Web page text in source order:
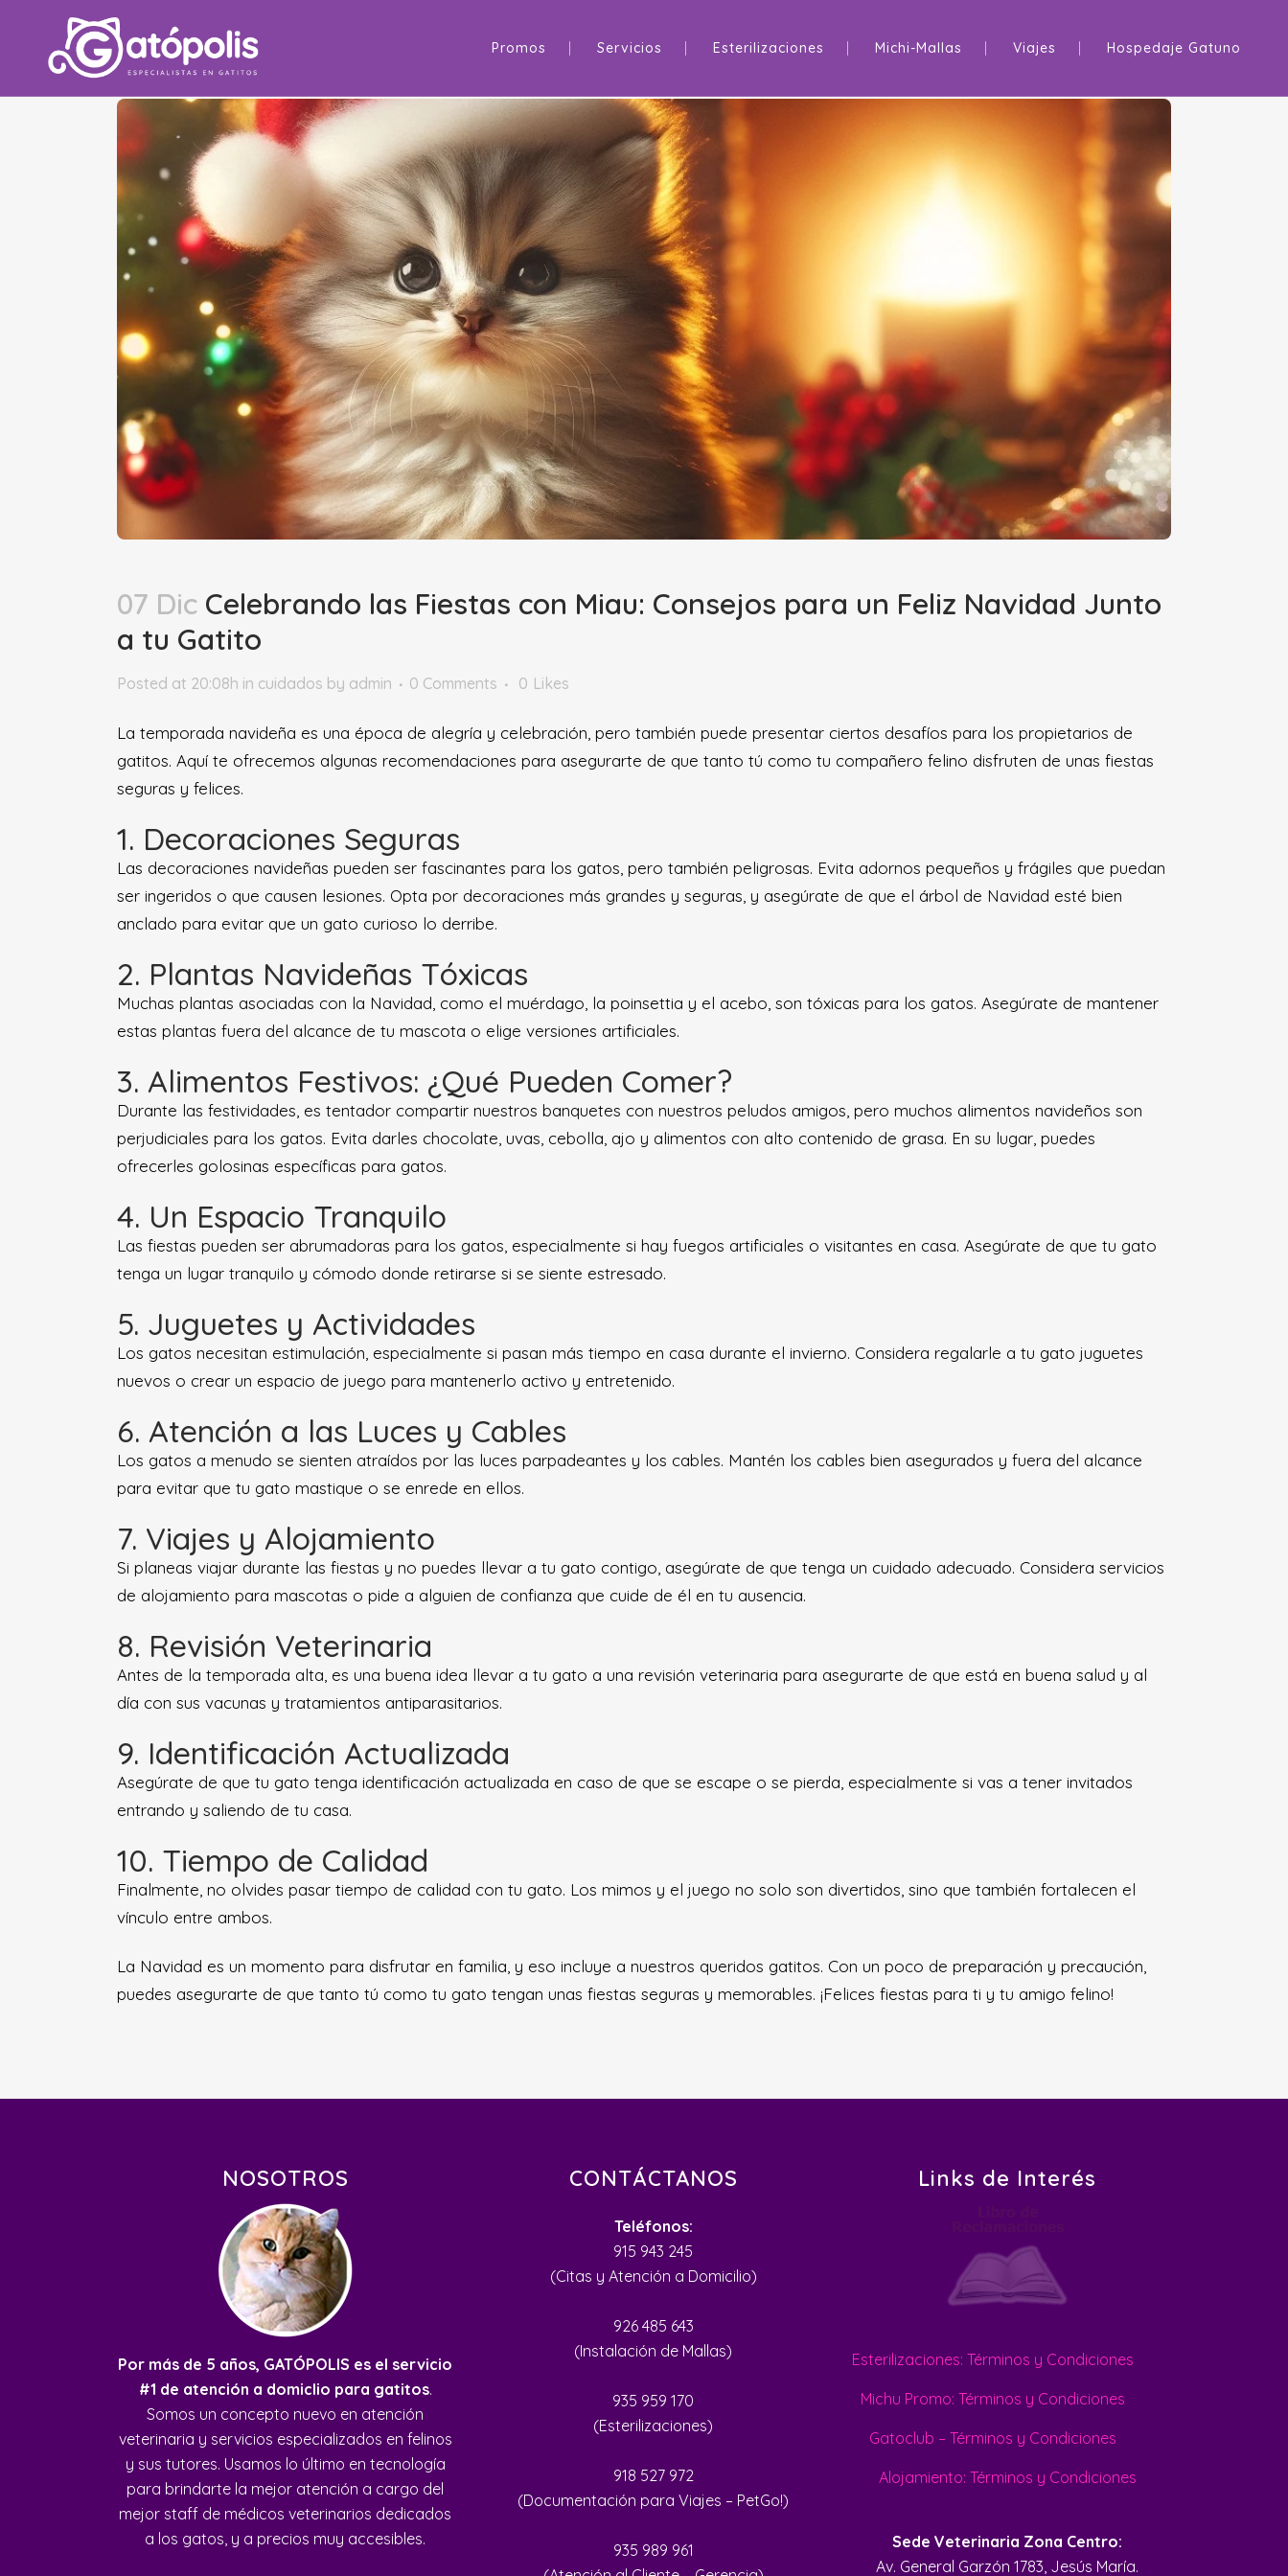
Promos Servicios Esterilizaciones Michi-Mallas Viajes Hospedaje Gatuno
07 Dic Celebrando las Fiestas con Miau: Consejos para un Feliz Navidad Junto
a tu Gatito
Posted at 20:08h in cuidados by admin 0 Comments 0 Likes
La temporada navideña es una época de alegría y celebración, pero también puede presentar ciertos desafíos para los propietarios de
gatitos. Aquí te ofrecemos algunas recomendaciones para asegurarte de que tanto tú como tu compañero felino disfruten de unas fiestas
seguras y felices.
1. Decoraciones Seguras
Las decoraciones navideñas pueden ser fascinantes para los gatos, pero también peligrosas. Evita adornos pequeños y frágiles que puedan
ser ingeridos o que causen lesiones. Opta por decoraciones más grandes y seguras, y asegúrate de que el árbol de Navidad esté bien
anclado para evitar que un gato curioso lo derribe.
2. Plantas Navideñas Tóxicas
Muchas plantas asociadas con la Navidad, como el muérdago, la poinsettia y el acebo, son tóxicas para los gatos. Asegúrate de mantener
estas plantas fuera del alcance de tu mascota o elige versiones artificiales.
3. Alimentos Festivos: ¿Qué Pueden Comer?
Durante las festividades, es tentador compartir nuestros banquetes con nuestros peludos amigos, pero muchos alimentos navideños son
perjudiciales para los gatos. Evita darles chocolate, uvas, cebolla, ajo y alimentos con alto contenido de grasa. En su lugar, puedes
ofrecerles golosinas específicas para gatos.
4. Un Espacio Tranquilo
Las fiestas pueden ser abrumadoras para los gatos, especialmente si hay fuegos artificiales o visitantes en casa. Asegúrate de que tu gato
tenga un lugar tranquilo y cómodo donde retirarse si se siente estresado.
5. Juguetes y Actividades
Los gatos necesitan estimulación, especialmente si pasan más tiempo en casa durante el invierno. Considera regalarle a tu gato juguetes
nuevos o crear un espacio de juego para mantenerlo activo y entretenido.
6. Atención a las Luces y Cables
Los gatos a menudo se sienten atraídos por las luces parpadeantes y los cables. Mantén los cables bien asegurados y fuera del alcance
para evitar que tu gato mastique o se enrede en ellos.
7. Viajes y Alojamiento
Si planeas viajar durante las fiestas y no puedes llevar a tu gato contigo, asegúrate de que tenga un cuidado adecuado. Considera servicios
de alojamiento para mascotas o pide a alguien de confianza que cuide de él en tu ausencia.
8. Revisión Veterinaria
Antes de la temporada alta, es una buena idea llevar a tu gato a una revisión veterinaria para asegurarte de que está en buena salud y al
día con sus vacunas y tratamientos antiparasitarios.
9. Identificación Actualizada
Asegúrate de que tu gato tenga identificación actualizada en caso de que se escape o se pierda, especialmente si vas a tener invitados
entrando y saliendo de tu casa.
10. Tiempo de Calidad
Finalmente, no olvides pasar tiempo de calidad con tu gato. Los mimos y el juego no solo son divertidos, sino que también fortalecen el
vínculo entre ambos.
La Navidad es un momento para disfrutar en familia, y eso incluye a nuestros queridos gatitos. Con un poco de preparación y precaución,
puedes asegurarte de que tanto tú como tu gato tengan unas fiestas seguras y memorables. ¡Felices fiestas para ti y tu amigo felino!
NOSOTROS
Por más de 5 años, GATÓPOLIS es el servicio
#1 de atención a domiclio para gatitos.
Somos un concepto nuevo en atención
veterinaria y servicios especializados en felinos
y sus tutores. Usamos lo último en tecnología
para brindarte la mejor atención a cargo del
mejor staff de médicos veterinarios dedicados
a los gatos, y a precios muy accesibles.
CONTÁCTANOS
Teléfonos:
915 943 245
(Citas y Atención a Domicilio)
926 485 643
(Instalación de Mallas)
935 959 170
(Esterilizaciones)
918 527 972
(Documentación para Viajes – PetGo!)
935 989 961
Links de Interés
Esterilizaciones: Términos y Condiciones
Michu Promo: Términos y Condiciones
Gatoclub – Términos y Condiciones
Alojamiento: Términos y Condiciones
Sede Veterinaria Zona Centro:
Av. General Garzón 1783, Jesús María.